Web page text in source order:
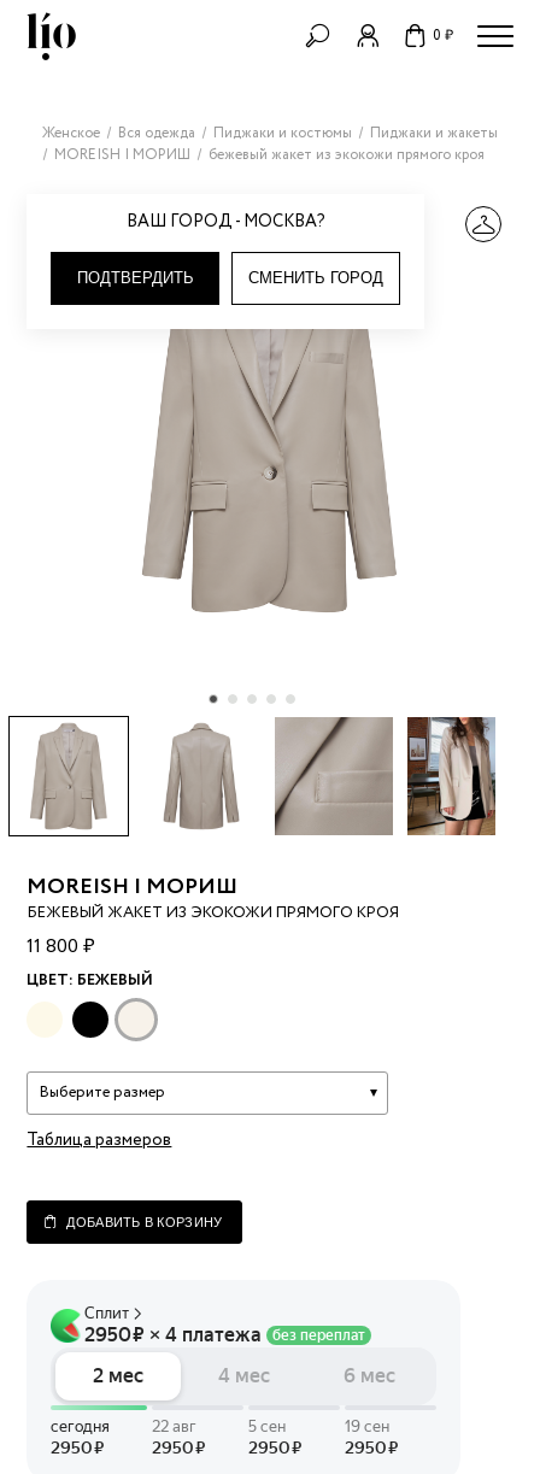
0 ₽
ВАШ ГОРОД - МОСКВА?
ПОДТВЕРДИТЬ СМЕНИТЬ ГОРОД
Женское Вся одежда Пиджаки и костюмы
Пиджаки и жакеты
MOREISH | МОРИШ
бежевый жакет из экокожи прямого кроя
MOREISH | МОРИШ
БЕЖЕВЫЙ ЖАКЕТ ИЗ ЭКОКОЖИ ПРЯМОГО КРОЯ
11 800 ₽
ЦВЕТ: БЕЖЕВЫЙ
Выберите размер
Таблица размеров
ДОБАВИТЬ В КОРЗИНУ